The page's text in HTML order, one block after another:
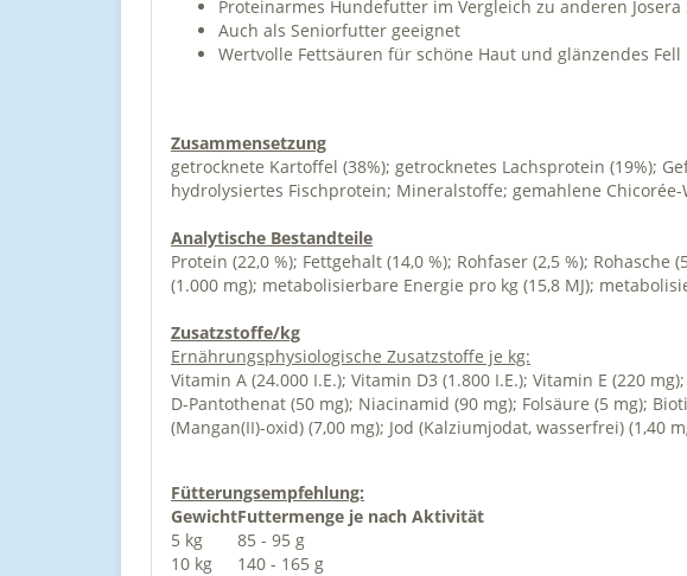
Proteinarmes Hundefutter im Vergleich zu anderen Josera
Auch als Seniorfutter geeignet
Wertvolle Fettsäuren für schöne Haut und glänzendes Fell
Zusammensetzung
getrocknete Kartoffel (38%); getrocknetes Lachsprotein (19%);
hydrolysiertes Fischprotein; Mineralstoffe; gemahlene
Analytische Bestandteile
Protein (22,0 %); Fettgehalt (14,0 %); Rohfaser (2,5 %);
(1.000 mg); metabolisierbare Energie pro kg (15,8 MJ);
Zusatzstoffe/kg
Ernährungsphysiologische Zusatzstoffe je kg:
Vitamin A (24.000 I.E.); Vitamin D3 (1.800 I.E.); Vitamin E (220
D-Pantothenat (50 mg); Niacinamid (90 mg); Folsäure (5 mg);
(Mangan(II)-oxid) (7,00 mg); Jod (Kalziumjodat, wasserfrei) (1,40
Fütterungsempfehlung:
GewichtFuttermenge je nach Aktivität
5 kg
85 - 95 g
10 kg
140 - 165 g